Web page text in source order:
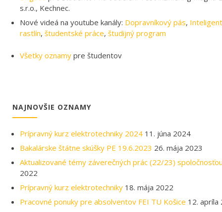
Všetky oznamy
Bakalárske štátne skúšky PE 19.6.2023
Aktualizované témy záverečných prác (22/23)
2022
Prípravný kurz elektrotechniky 18. mája 2022
Pracovné ponuky pre absolventov FEI TU Košice 12. apríla